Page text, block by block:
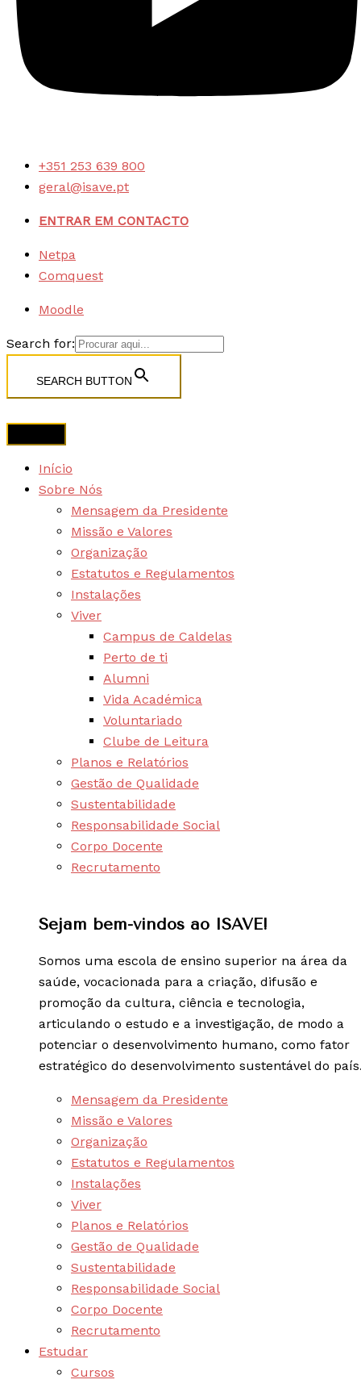
+351 253 639 800
geral@isave.pt
ENTRAR EM CONTACTO
Netpa
Comquest
Moodle
Search for:
SEARCH BUTTON
Início
Sobre Nós
Mensagem da Presidente
Missão e Valores
Organização
Estatutos e Regulamentos
Instalações
Viver
Campus de Caldelas
Perto de ti
Alumni
Vida Académica
Voluntariado
Clube de Leitura
Planos e Relatórios
Gestão de Qualidade
Sustentabilidade
Responsabilidade Social
Corpo Docente
Recrutamento
Sejam bem-vindos ao ISAVE!
Somos uma escola de ensino superior na área da
saúde, vocacionada para a criação, difusão e
promoção da cultura, ciência e tecnologia,
articulando o estudo e a investigação, de modo a
potenciar o desenvolvimento humano, como fator
estratégico do desenvolvimento sustentável do
Mensagem da Presidente
Missão e Valores
Organização
Estatutos e Regulamentos
Instalações
Viver
Planos e Relatórios
Gestão de Qualidade
Sustentabilidade
Responsabilidade Social
Corpo Docente
Recrutamento
Estudar
Cursos